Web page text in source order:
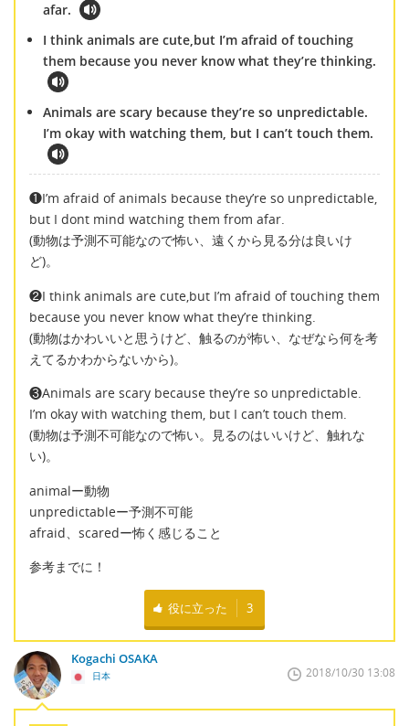
afar.
I think animals are cute,but I’m afraid of touching
them because you never know what they’re thinking.
Animals are scary because they’re so unpredictable.
I’m okay with watching them, but I can’t touch them.
❶I’m afraid of animals because they’re so unpredictable,
but I dont mind watching them from afar.
(動物は予測不可能なので怖い、遠くから見る分は良いけ
ど)。
❷I think animals are cute,but I’m afraid of touching them
because you never know what they’re thinking.
(動物はかわいいと思うけど、触るのが怖い、なぜなら何を考
えてるかわからないから)。
❸Animals are scary because they’re so unpredictable.
I’m okay with watching them, but I can’t touch them.
(動物は予測不可能なので怖い。見るのはいいけど、触れな
い)。
animalー動物
unpredictableー予測不可能
afraid、scaredー怖く感じること
参考までに！
役に立った 3
Kogachi OSAKA
日本 2018/10/30 13:08